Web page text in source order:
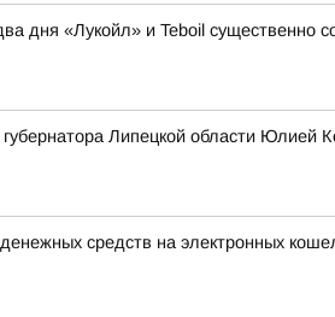
дня «Лукойл» и Teboil существенно
Липецкой области Юлией
средств на электронных